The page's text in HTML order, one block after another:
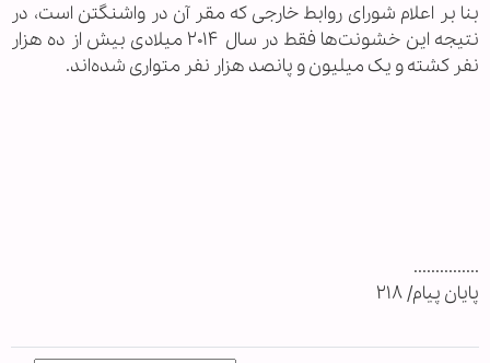
بنا بر اعلام شورای روابط خارجی که مقر آن در واشنگتن است، در
نتیجه این خشونت‌ها فقط در سال ۲۰۱۴ میلادی بیش از ده هزار
نفر کشته و یک میلیون و پانصد هزار نفر متواری شده‌اند.
...............
پایان پیام/ ۲۱۸